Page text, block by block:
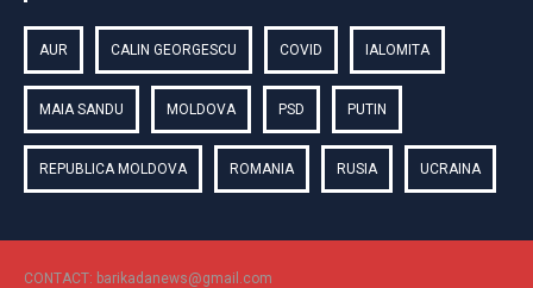
AUR CALIN GEORGESCU COVID IALOMITA
MAIA SANDU MOLDOVA PSD PUTIN
REPUBLICA MOLDOVA ROMANIA RUSIA UCRAINA
CONTACT: barikadanews@gmail.com